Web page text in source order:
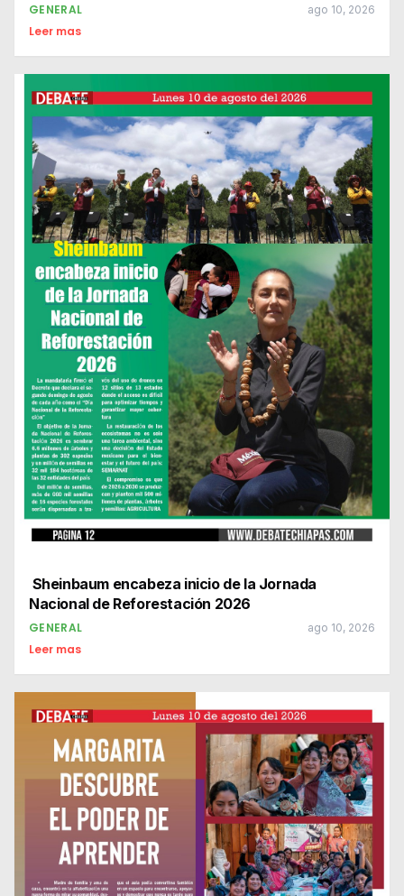
GENERAL ago 10, 2026
Leer mas
Sheinbaum encabeza inicio de la Jornada
Nacional de Reforestación 2026
GENERAL ago 10, 2026
Leer mas